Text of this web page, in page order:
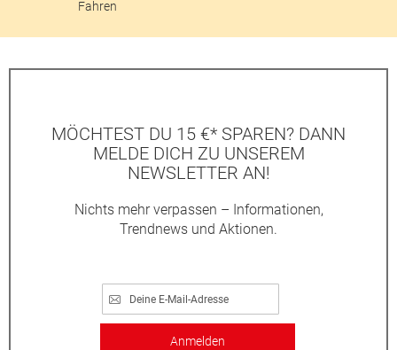
Fahren
MÖCHTEST DU 15 €* SPAREN? DANN
MELDE DICH ZU UNSEREM
NEWSLETTER AN!
Nichts mehr verpassen – Informationen,
Trendnews und Aktionen.
Anmelden